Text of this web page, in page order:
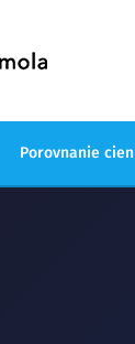
Porovnanie cien